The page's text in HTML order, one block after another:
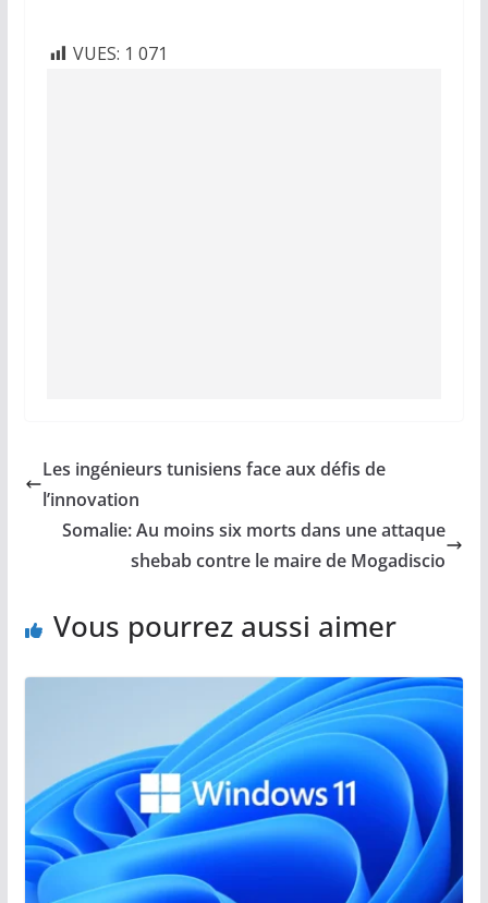
VUES: 1 071
Les ingénieurs tunisiens face aux défis de
l’innovation
Somalie: Au moins six morts dans une attaque
shebab contre le maire de Mogadiscio
Vous pourrez aussi aimer